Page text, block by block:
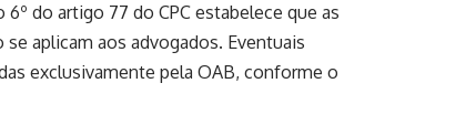
do artigo 77 do CPC estabelece que as
aplicam aos advogados. Eventuais
exclusivamente pela OAB, conforme o